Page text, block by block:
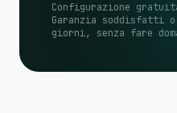
Configurazione
Garanzia soddisfatti
giorni, senza fare